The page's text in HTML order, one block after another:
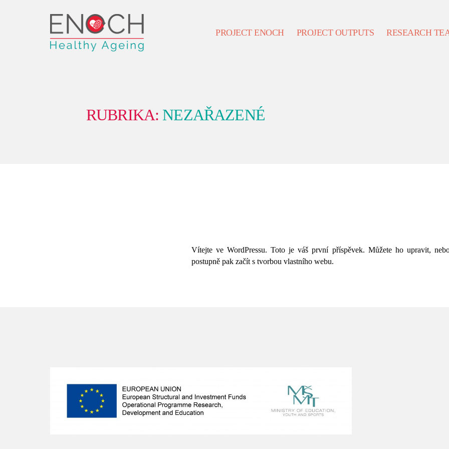
PROJECT ENOCH PROJECT OUTPUTS RESEARCH
RUBRIKA: NEZAŘAZENÉ
Vítejte ve WordPressu. Toto je váš první příspěvek. Můžete ho upravit,
postupně pak začít s tvorbou vlastního webu.